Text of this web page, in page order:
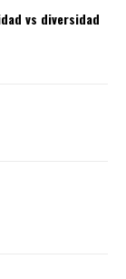
vs diversidad